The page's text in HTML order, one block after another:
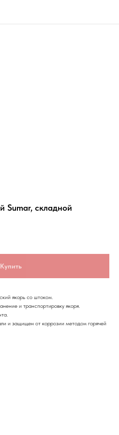
Sumar, складной
Купить
якорь со штоком.
и транспортировку якоря.
и защищен от коррозии методом горячей